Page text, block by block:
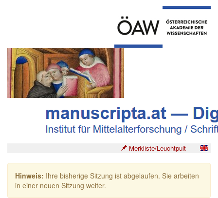
Merkliste/Leuchtpult
Hinweis: Ihre bisherige Sitzung ist abgelaufen. Sie arbeiten
in einer neuen Sitzung weiter.